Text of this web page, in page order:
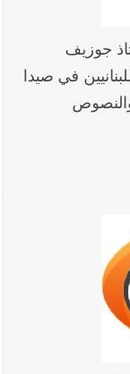
جوزيف
في صيدا
والنصوص